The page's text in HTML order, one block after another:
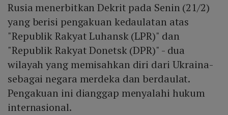
Rusia menerbitkan Dekrit pada Senin (21/2)
yang berisi pengakuan kedaulatan atas
"Republik Rakyat Luhansk (LPR)" dan
"Republik Rakyat Donetsk (DPR)" - dua
wilayah yang memisahkan diri dari Ukraina-
sebagai negara merdeka dan berdaulat.
Pengakuan ini dianggap menyalahi hukum
internasional.